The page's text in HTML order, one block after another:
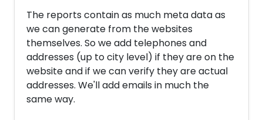
The reports contain as much meta data as
we can generate from the websites
themselves. So we add telephones and
addresses (up to city level) if they are on the
website and if we can verify they are actual
addresses. We'll add emails in much the
same way.